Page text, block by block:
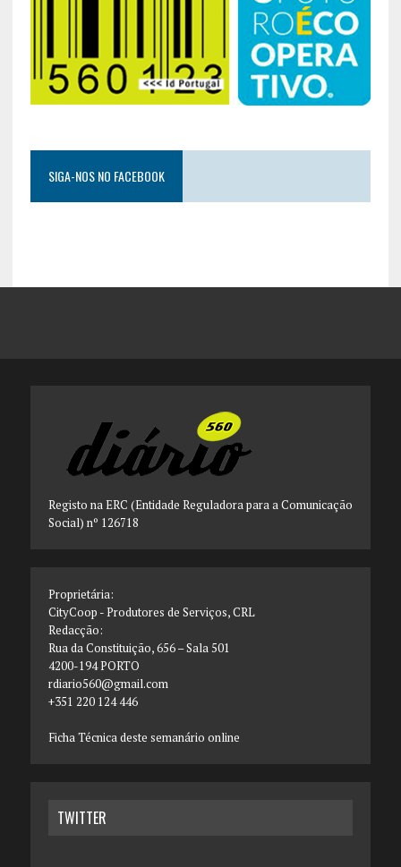
SIGA-NOS NO FACEBOOK
Registo na ERC (Entidade Reguladora para a Comunicação
Social) nº 126718
Proprietária:
CityCoop - Produtores de Serviços, CRL
Redacção:
Rua da Constituição, 656 – Sala 501
4200-194 PORTO
rdiario560@gmail.com
+351 220 124 446
Ficha Técnica deste semanário online
TWITTER